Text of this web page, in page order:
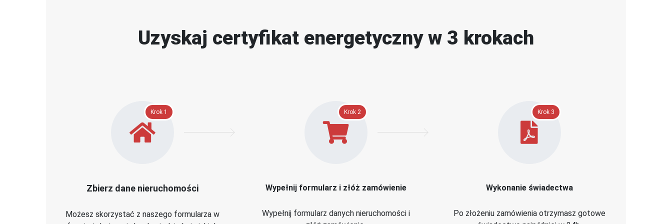
Uzyskaj certyfikat energetyczny w 3 krokach
Krok 1
Zbierz dane nieruchomości
Możesz skorzystać z naszego formularza w
Krok 2
Wypełnij formularz i złóż zamówienie
Wypełnij formularz danych nieruchomości i
Krok 3
Wykonanie świadectwa
Po złożeniu zamówienia otrzymasz gotowe